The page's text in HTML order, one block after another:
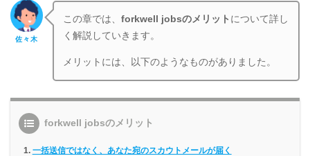
佐々木
この章では、forkwell jobsのメリット について詳し
く解説していきます。
メリットには、以下のようなものがありました。
forkwell jobsのメリット
一括送信ではなく、あなた宛のスカウトメールが届く